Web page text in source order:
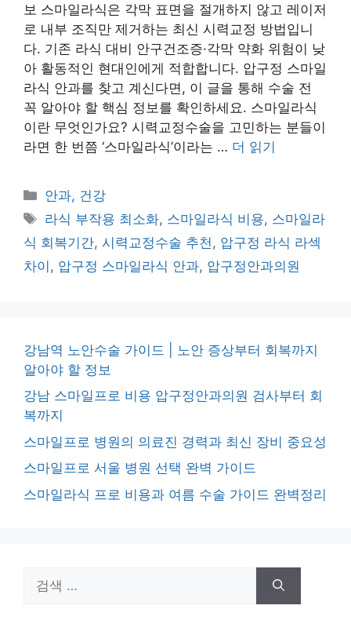
보 스마일라식은 각막 표면을 절개하지 않고 레이저
로 내부 조직만 제거하는 최신 시력교정 방법입니
다. 기존 라식 대비 안구건조증·각막 약화 위험이 낮
아 활동적인 현대인에게 적합합니다. 압구정 스마일
라식 안과를 찾고 계신다면, 이 글을 통해 수술 전
꼭 알아야 할 핵심 정보를 확인하세요. 스마일라식
이란 무엇인가요? 시력교정수술을 고민하는 분들이
라면 한 번쯤 ‘스마일라식’이라는 … 더 읽기
카
테
고
리
안과, 건강
태
그
라식 부작용 최소화, 스마일라식 비용, 스마일라
식 회복기간, 시력교정수술 추천 , 압구정 라식 라섹
차이 , 압구정 스마일라식 안과, 압구정안과의원
강남역 노안수술 가이드 | 노안 증상부터 회복까지
알아야 할 정보
강남 스마일프로 비용 압구정안과의원 검사부터 회
복까지
스마일프로 병원의 의료진 경력과 최신 장비 중요성
스마일프로 서울 병원 선택 완벽 가이드
스마일라식 프로 비용과 여름 수술 가이드 완벽정리
색: